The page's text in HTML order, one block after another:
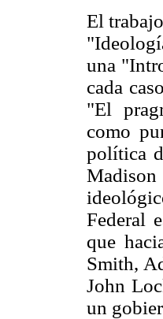
El
una
cada
"El
como
política
Madison
Federal
que
Smith,
John
un